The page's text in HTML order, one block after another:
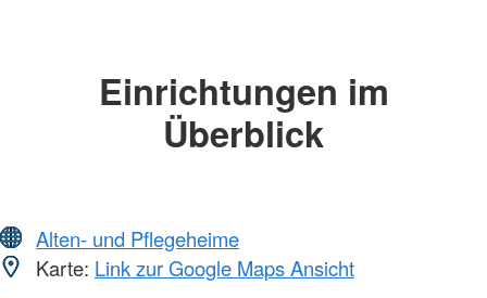
Einrichtungen im
Überblick
Alten- und Pflegeheime
Karte: Link zur Google Maps Ansicht